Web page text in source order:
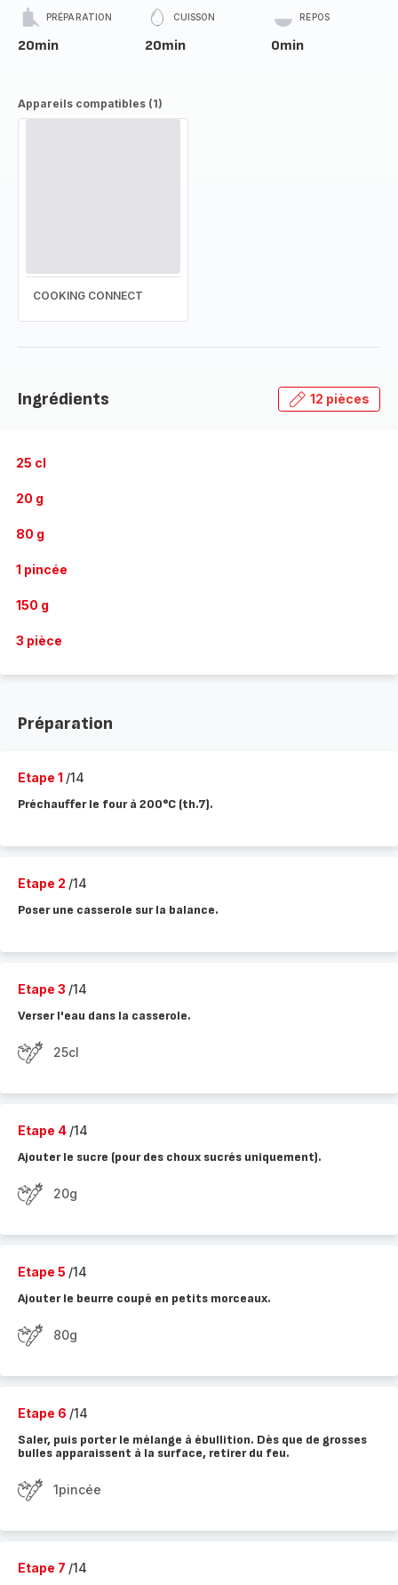
PRÉPARATION
20min
CUISSON
20min
REPOS
0min
Appareils compatibles (1)
COOKING CONNECT
Ingrédients 12 pièces
25 cl
20 g
80 g
1 pincée
150 g
3 pièce
Préparation
Etape 1 /14
Préchauffer le four à 200°C (th.7).
Etape 2 /14
Poser une casserole sur la balance.
Etape 3 /14
Verser l'eau dans la casserole.
25cl
Etape 4 /14
Ajouter le sucre (pour des choux sucrés uniquement).
20g
Etape 5 /14
Ajouter le beurre coupé en petits morceaux.
80g
Etape 6 /14
Saler, puis porter le mélange à ébullition. Dès que de grosses
bulles apparaissent à la surface, retirer du feu.
1pincée
Etape 7 /14